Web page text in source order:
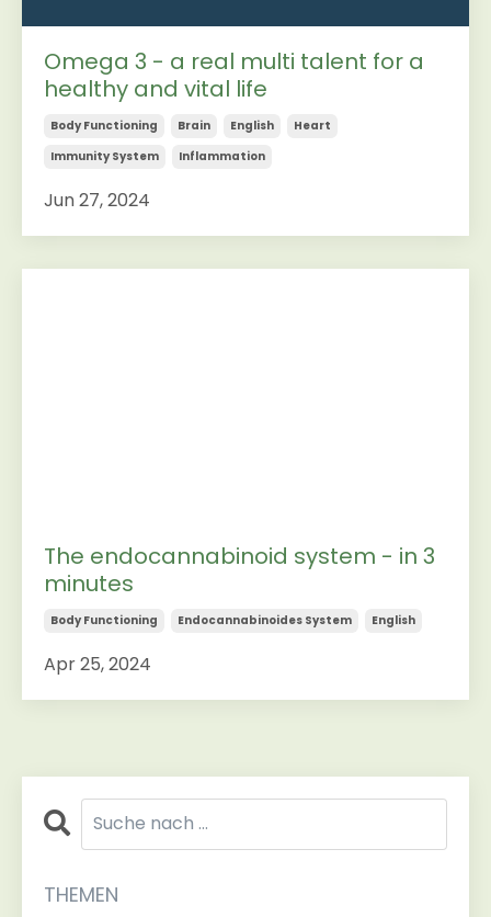
Omega 3 - a real multi talent for a
healthy and vital life
Body Functioning Brain English
Heart
Immunity System
Inflammation
Jun 27, 2024
The endocannabinoid system - in 3
minutes
Body Functioning Endocannabinoides System English
Apr 25, 2024
THEMEN